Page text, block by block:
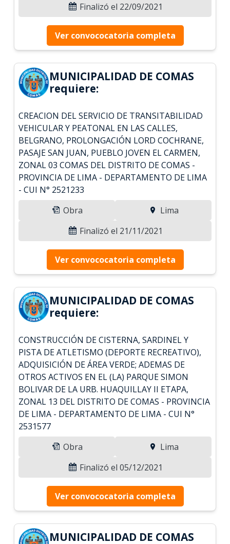
Finalizó el 22/09/2021
Ver convococatoria completa
MUNICIPALIDAD DE COMAS
requiere:
CREACION DEL SERVICIO DE TRANSITABILIDAD
VEHICULAR Y PEATONAL EN LAS CALLES,
BELGRANO, PROLONGACIÓN LORD COCHRANE,
PASAJE SAN JUAN, PUEBLO JOVEN EL CARMEN,
ZONAL 03 COMAS DEL DISTRITO DE COMAS -
PROVINCIA DE LIMA - DEPARTAMENTO DE LIMA
- CUI N° 2521233
Obra
Lima
Finalizó el 21/11/2021
Ver convococatoria completa
MUNICIPALIDAD DE COMAS
requiere:
CONSTRUCCIÓN DE CISTERNA, SARDINEL Y
PISTA DE ATLETISMO (DEPORTE RECREATIVO),
ADQUISICIÓN DE ÁREA VERDE; ADEMAS DE
OTROS ACTIVOS EN EL (LA) PARQUE SIMON
BOLIVAR DE LA URB. HUAQUILLAY II ETAPA,
ZONAL 13 DEL DISTRITO DE COMAS - PROVINCIA
DE LIMA - DEPARTAMENTO DE LIMA - CUI N°
2531577
Obra
Lima
Finalizó el 05/12/2021
Ver convococatoria completa
MUNICIPALIDAD DE COMAS